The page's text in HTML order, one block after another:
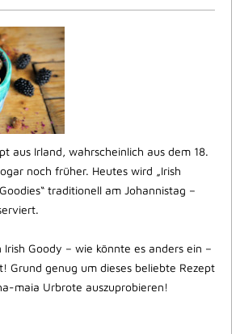
aus Irland, wahrscheinlich aus dem 18.
noch früher. Heutes wird „Irish
traditionell am Johannistag –
Goody – wie könnte es anders ein –
Grund genug um dieses beliebte Rezept
maia Urbrote auszuprobieren!